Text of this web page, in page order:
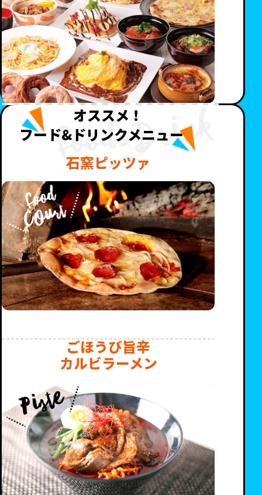
オススメ！
フード&ドリンクメニュー！
石窯ピッツァ
ごほうび旨辛
カルビラーメン